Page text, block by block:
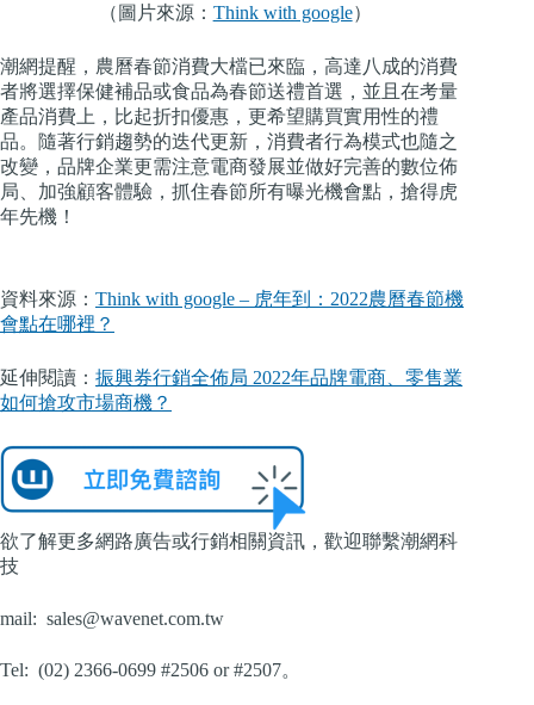
（圖片來源： Think with google）
潮網提醒，農曆春節消費大檔已來臨，高達八成的消費
者將選擇保健補品或食品為春節送禮首選，並且在考量
產品消費上，比起折扣優惠，更希望購買實用性的禮
品。隨著行銷趨勢的迭代更新，消費者行為模式也隨之
改變，品牌企業更需注意電商發展並做好完善的數位佈
局、加強顧客體驗，抓住春節所有曝光機會點，搶得虎
年先機！
資料來源： Think with google – 虎年到：2022農曆春節機
會點在哪裡？
延伸閱讀： 振興券行銷全佈局 2022年品牌電商、零售業
如何搶攻市場商機？
欲了解更多網路廣告或行銷相關資訊，歡迎聯繫潮網科
技
mail: sales@wavenet.com.tw
Tel: (02) 2366-0699 #2506 or #2507。